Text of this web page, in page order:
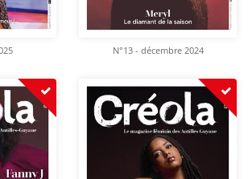
N°13 - décembre 2024